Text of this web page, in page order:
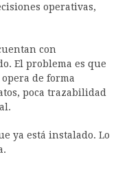
operativas,
con
El problema es que
de forma
poca trazabilidad
ya está instalado. Lo